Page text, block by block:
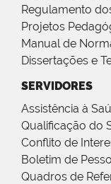
Regulamento
Projetos
Manual de
Dissertações e
SERVIDORES
Assistência à
Qualificação do
Conflito de
Boletim de
Quadros de